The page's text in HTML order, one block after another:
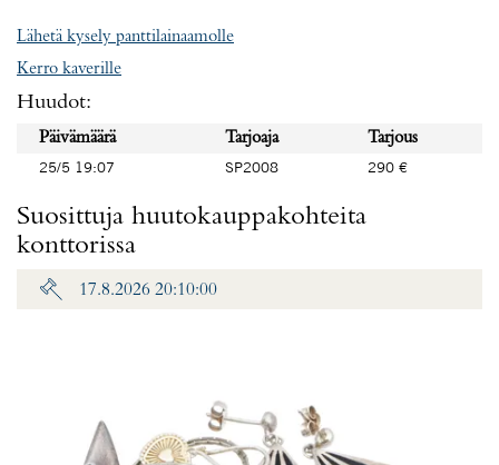
Lähetä kysely panttilainaamolle
Kerro kaverille
Huudot:
Päivämäärä Tarjoaja
Tarjous
25/5 19:07
SP2008 290 €
Suosittuja huutokauppakohteita
konttorissa
17.8.2026 20:10:00